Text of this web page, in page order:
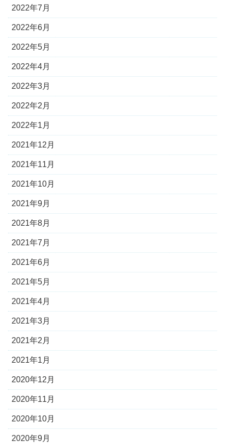
2022年7月
2022年6月
2022年5月
2022年4月
2022年3月
2022年2月
2022年1月
2021年12月
2021年11月
2021年10月
2021年9月
2021年8月
2021年7月
2021年6月
2021年5月
2021年4月
2021年3月
2021年2月
2021年1月
2020年12月
2020年11月
2020年10月
2020年9月